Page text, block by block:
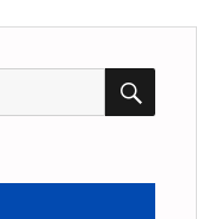
検